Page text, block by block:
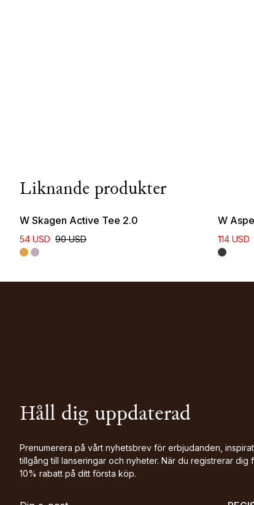
Liknande produkter
W Skagen Active Tee 2.0
54 USD 90 USD
W
114 USD
Håll dig uppdaterad
Prenumerera på vårt nyhetsbrev för erbjudanden,
tillgång till lanseringar och nyheter. När du registrerar dig
10% rabatt på ditt första köp.